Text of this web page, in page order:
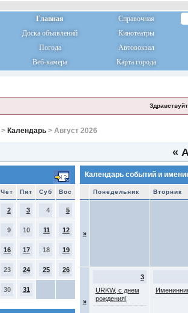
Главная
Справочная
Доска объявлений
Кинотеатры
Погода
Автовокзал
Веб-камера
Карта города
> Календарь> Август 2026
«
Чет Пят Суб Вос
2 3 4 5
9 10 11 12
16 17 18 19
23 24 25 26
30 31
Календарь событий и
Понедельник Вторник
»
»
3
URKW, с днем
рождения!